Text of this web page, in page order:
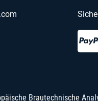
Brautechnische